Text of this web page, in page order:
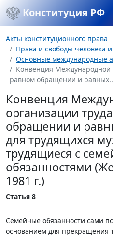
Конституция РФ
Акты конституционного права
Права и свободы человека
Основные международные
Конвенция Международной
равном обращении и
Конвенция
организации
обращении и
для трудящихся
трудящиеся с
обязанностями
1981 г.)
Статья 8
Семейные обязанности сами
основанием для прекращения